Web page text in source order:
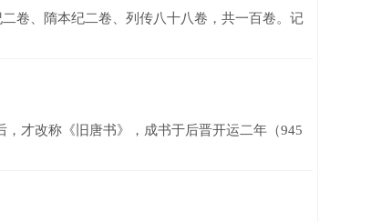
卷、隋本纪二卷、列传八十八卷，共一百卷。记
才改称《旧唐书》，成书于后晋开运二年（945